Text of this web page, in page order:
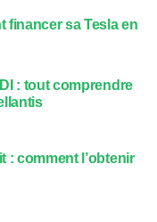
financer sa Tesla en
: tout comprendre
: comment l’obtenir